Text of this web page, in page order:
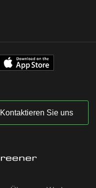
Kontaktieren Sie uns